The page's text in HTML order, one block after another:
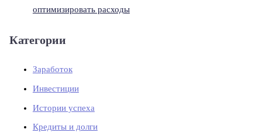
оптимизировать расходы
Категории
Заработок
Инвестиции
Истории успеха
Кредиты и долги